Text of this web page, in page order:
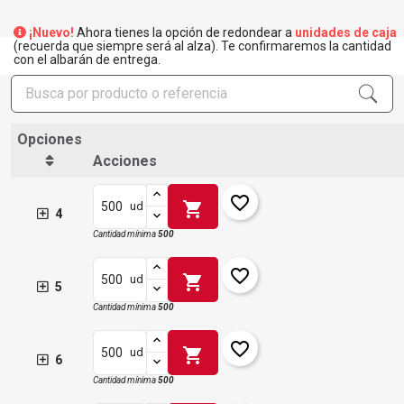
Añadir a la lista de deseos
Crear lista de deseos
Nombre de la lista de deseos
Iniciar sesión
Debe iniciar sesión para guardar productos en su lista de
¡Nuevo! Ahora tienes la opción de redondear a unidades de caja
(recuerda que siempre será al alza). Te confirmaremos la cantidad
con el albarán de entrega.
Opciones
Acciones
4
ud shopping_cart favorite_border
Cantidad mínima500
5
ud shopping_cart favorite_border
Cantidad mínima500
6
ud shopping_cart favorite_border
Cantidad mínima500